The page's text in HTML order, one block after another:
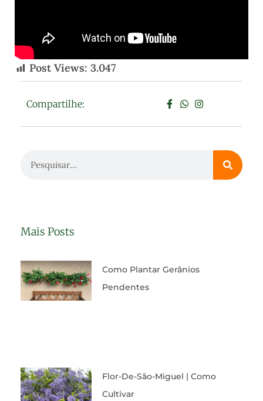
Post Views: 3.047
Compartilhe:
Mais Posts
Como Plantar Gerânios
Pendentes
Flor-De-São-Miguel | Como
Cultivar